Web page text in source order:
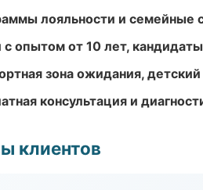
лояльности и семейные
с опытом от 10 лет,
зона ожидания, детский
консультация и
клиентов